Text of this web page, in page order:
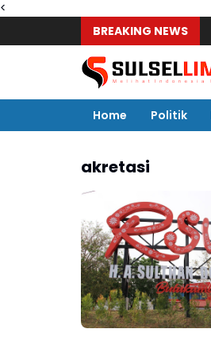
<
BREAKING NEWS
Home
Politik
akretasi